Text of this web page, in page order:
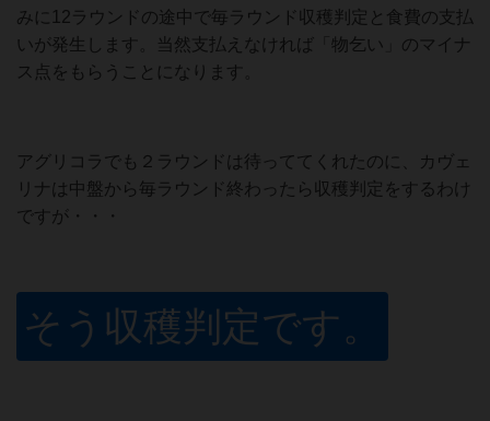
みに12ラウンドの途中で毎ラウンド収穫判定と食費の支払
いが発生します。当然支払えなければ「物乞い」のマイナ
ス点をもらうことになります。
アグリコラでも２ラウンドは待っててくれたのに、カヴェ
リナは中盤から毎ラウンド終わったら収穫判定をするわけ
ですが・・・
そう収穫判定です。